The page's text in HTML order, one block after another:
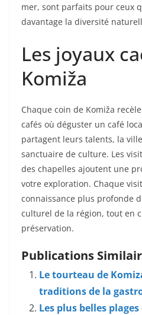
mer, sont parfaits pour ceux
davantage la diversité
Les joyaux
Komiža
Chaque coin de Komiža
cafés où déguster un café
partagent leurs talents, la
sanctuaire de culture. Les
des chapelles ajoutent une
votre exploration. Chaque
connaissance plus profonde
culturel de la région, tout en
préservation.
Publications
Le tourteau de
traditions de la
Les plus belles